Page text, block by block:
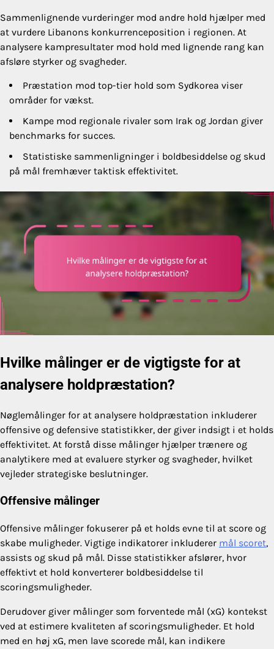
Sammenlignende vurderinger mod andre hold hjælper med
at vurdere Libanons konkurrenceposition i regionen. At
analysere kampresultater mod hold med lignende rang kan
afsløre styrker og svagheder.
Præstation mod top-tier hold som Sydkorea viser
områder for vækst.
Kampe mod regionale rivaler som Irak og Jordan giver
benchmarks for succes.
Statistiske sammenligninger i boldbesiddelse og skud
på mål fremhæver taktisk effektivitet.
Hvilke målinger er de vigtigste for at
analysere holdpræstation?
Nøglemålinger for at analysere holdpræstation inkluderer
offensive og defensive statistikker, der giver indsigt i et holds
effektivitet. At forstå disse målinger hjælper trænere og
analytikere med at evaluere styrker og svagheder, hvilket
vejleder strategiske beslutninger.
Offensive målinger
Offensive målinger fokuserer på et holds evne til at score og
skabe muligheder. Vigtige indikatorer inkluderer mål scoret,
assists og skud på mål. Disse statistikker afslører, hvor
effektivt et hold konverterer boldbesiddelse til
scoringsmuligheder.
Derudover giver målinger som forventede mål (xG) kontekst
ved at estimere kvaliteten af scoringsmuligheder. Et hold
med en høj xG, men lave scorede mål, kan indikere